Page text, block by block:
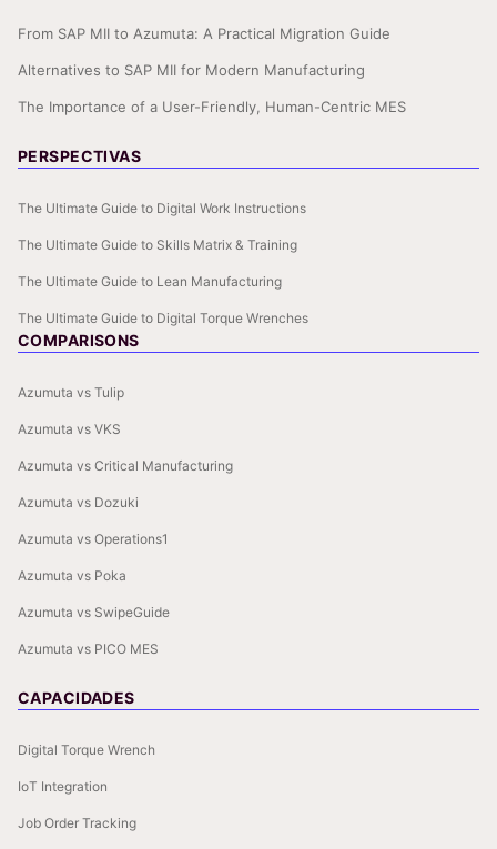
From SAP MII to Azumuta: A Practical Migration Guide
Alternatives to SAP MII for Modern Manufacturing
The Importance of a User-Friendly, Human-Centric MES
PERSPECTIVAS
The Ultimate Guide to Digital Work Instructions
The Ultimate Guide to Skills Matrix & Training
The Ultimate Guide to Lean Manufacturing
The Ultimate Guide to Digital Torque Wrenches
COMPARISONS
Azumuta vs Tulip
Azumuta vs VKS
Azumuta vs Critical Manufacturing
Azumuta vs Dozuki
Azumuta vs Operations1
Azumuta vs Poka
Azumuta vs SwipeGuide
Azumuta vs PICO MES
CAPACIDADES
Digital Torque Wrench
IoT Integration
Job Order Tracking